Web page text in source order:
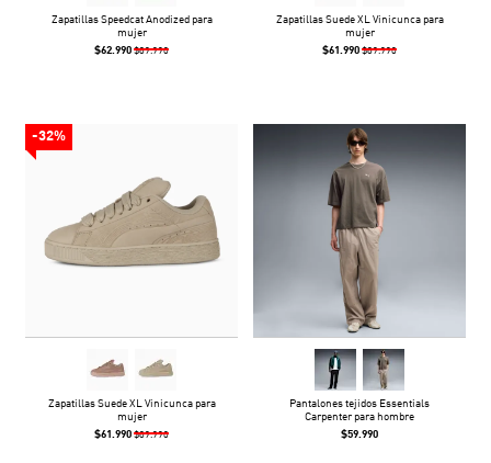
Zapatillas Speedcat Anodized para
mujer
$62.990 $89.990
Zapatillas Suede XL Vinicunca para
mujer
$61.990 $89.990
-32%
Zapatillas Suede XL Vinicunca para
mujer
$61.990 $89.990
Pantalones tejidos Essentials
Carpenter para hombre
$59.990